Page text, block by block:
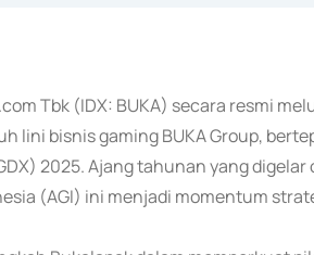
Tbk (IDX: BUKA) secara resmi
lini bisnis gaming BUKA Group,
2025. Ajang tahunan yang
(AGI) ini menjadi momentum